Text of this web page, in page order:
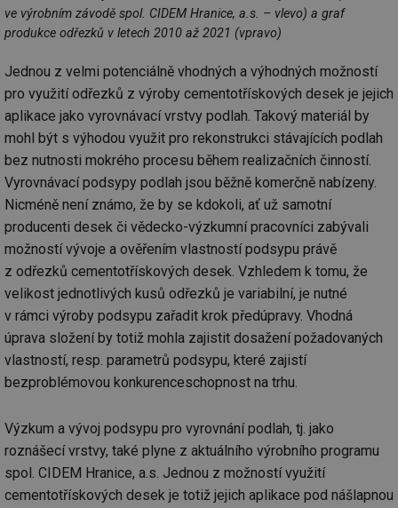
ve výrobním závodě spol. CIDEM Hranice, a.s. – vlevo) a graf
produkce odřezků v letech 2010 až 2021 (vpravo)
Jednou z velmi potenciálně vhodných a výhodných možností
pro využití odřezků z výroby cementotřískových desek je jejich
aplikace jako vyrovnávací vrstvy podlah. Takový materiál by
mohl být s výhodou využit pro rekonstrukci stávajících podlah
bez nutnosti mokrého procesu během realizačních činností.
Vyrovnávací podsypy podlah jsou běžně komerčně nabízeny.
Nicméně není známo, že by se kdokoli, ať už samotní
producenti desek či vědecko-výzkumní pracovníci zabývali
možností vývoje a ověřením vlastností podsypu právě
z odřezků cementotřískových desek. Vzhledem k tomu, že
velikost jednotlivých kusů odřezků je variabilní, je nutné
v rámci výroby podsypu zařadit krok předúpravy. Vhodná
úprava složení by totiž mohla zajistit dosažení požadovaných
vlastností, resp. parametrů podsypu, které zajistí
bezproblémovou konkurenceschopnost na trhu.
Výzkum a vývoj podsypu pro vyrovnání podlah, tj. jako
roznášecí vrstvy, také plyne z aktuálního výrobního programu
spol. CIDEM Hranice, a.s. Jednou z možností využití
cementotřískových desek je totiž jejich aplikace pod nášlapnou